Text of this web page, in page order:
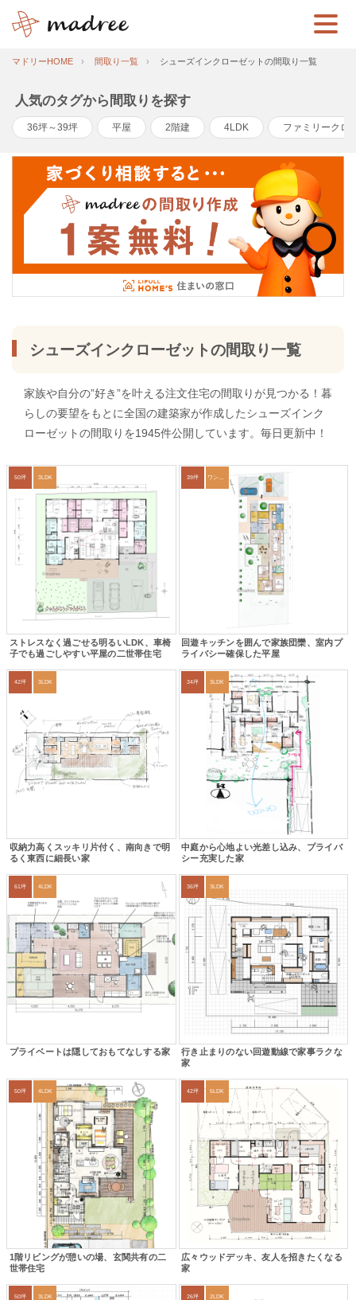
マドリーHOME 間取り一覧 シューズインクローゼットの間取り一覧
人気のタグから間取りを探す
36坪～39坪 平屋 2階建 4LDK ファミリークロ
シューズインクローゼットの間取り一覧
家族や自分の”好き”を叶える注文住宅の間取りが見つかる！暮
らしの要望をもとに全国の建築家が作成したシューズインク
ローゼットの間取りを1945件公開しています。毎日更新中！
50坪 3LDK
ストレスなく過ごせる明るいLDK、車椅
子でも過ごしやすい平屋の二世帯住宅
39坪
回遊キッチンを囲んで家族団欒、室内プ
ライバシー確保した平屋
42坪 3LDK
収納力高くスッキリ片付く、南向きで明
るく東西に細長い家
34坪 3LDK
中庭から心地よい光差し込み、プライバ
シー充実した家
61坪 4LDK
プライベートは隠しておもてなしする家
36坪 3LDK
行き止まりのない回遊動線で家事ラクな
家
50坪 4LDK
1階リビングが憩いの場、玄関共有の二
世帯住宅
42坪 5LDK
広々ウッドデッキ、友人を招きたくなる
家
50坪 3LDK 26坪 2LDK